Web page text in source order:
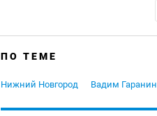
ПО ТЕМЕ
Нижний Новгород Вадим Гаранин